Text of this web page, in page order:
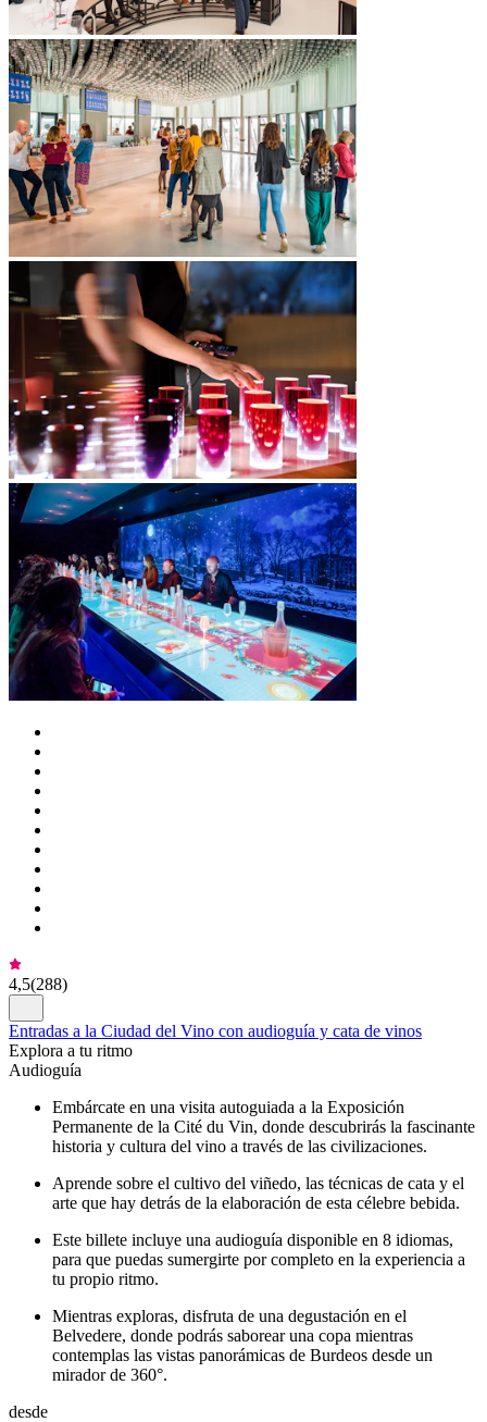
4,5(288)
Entradas a la Ciudad del Vino con audioguía y cata de vinos
Explora a tu ritmo
Audioguía
Embárcate en una visita autoguiada a la Exposición
Permanente de la Cité du Vin, donde descubrirás la fascinante
historia y cultura del vino a través de las civilizaciones.
Aprende sobre el cultivo del viñedo, las técnicas de cata y el
arte que hay detrás de la elaboración de esta célebre bebida.
Este billete incluye una audioguía disponible en 8 idiomas,
para que puedas sumergirte por completo en la experiencia a
tu propio ritmo.
Mientras exploras, disfruta de una degustación en el
Belvedere, donde podrás saborear una copa mientras
contemplas las vistas panorámicas de Burdeos desde un
mirador de 360°.
desde